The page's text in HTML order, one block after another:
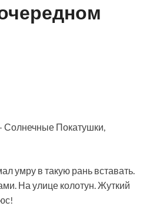
Солнечные Покатушки,
умру в такую рань вставать.
На улице колотун. Жуткий